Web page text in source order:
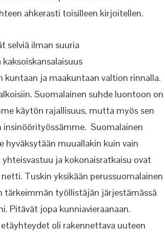
ahkerasti toisilleen kirjoitellen.
selviä ilman suuria
kuntaan ja maakuntaan valtion rinnalla.
Suomalainen suhde luontoon on
käytön rajallisuus, mutta myös sen
Suomalainen
hyväksytään muuallakin kuin vain
ja kokonaisratkaisu ovat
Tuskin yksikään perussuomalainen
tärkeimmän työllistäjän järjestämässä
Pitävät jopa kunniavieraanaan.
oli rakennettava uuteen